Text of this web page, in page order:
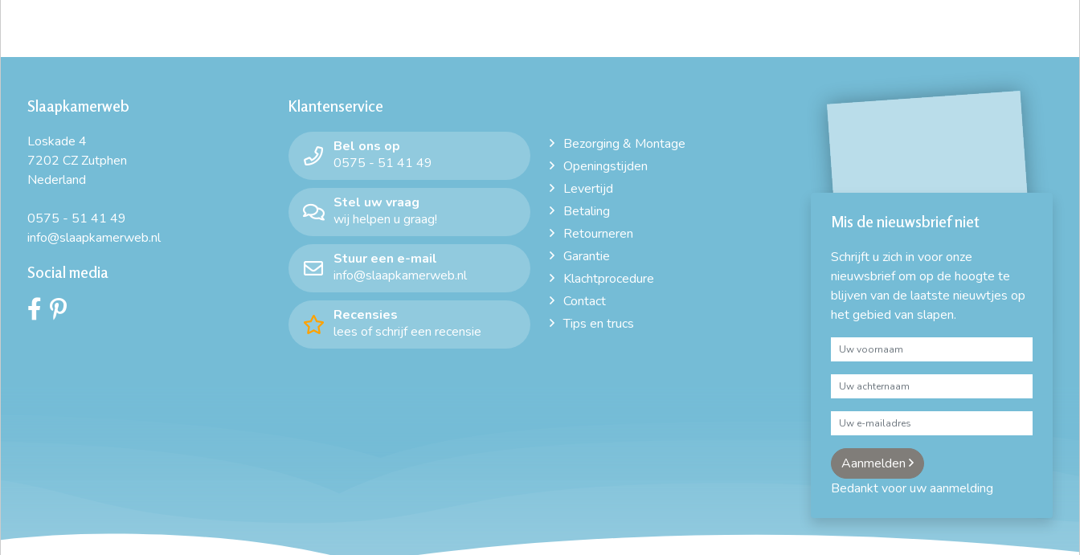
Slaapkamerweb
Loskade 4
7202 CZ Zutphen
Nederland
0575 - 51 41 49
info@slaapkamerweb.nl
Social media
Klantenservice
Bel ons op
0575 - 51 41 49
Stel uw vraag
wij helpen u graag!
Stuur een e-mail
info@slaapkamerweb.nl
Recensies
lees of schrijf een recensie
Bezorging & Montage
Openingstijden
Levertijd
Betaling
Retourneren
Garantie
Klachtprocedure
Contact
Tips en trucs
Mis de nieuwsbrief niet
Schrijft u zich in voor onze
nieuwsbrief om op de hoogte te
blijven van de laatste nieuwtjes op
het gebied van slapen.
Aanmelden
Bedankt voor uw aanmelding